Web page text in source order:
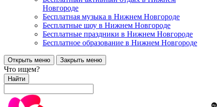
Новгороде
Бесплатная музыка в Нижнем Новгороде
Бесплатные шоу в Нижнем Новгороде
Бесплатные праздники в Нижнем Новгороде
Бесплатное образование в Нижнем Новгороде
Открыть меню Закрыть меню
Что ищем?
Найти